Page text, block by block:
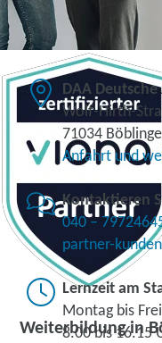
Weiterbildung in
DAA
Wolf-Hirth-
71034
Anfahrt und
Kontaktieren
040 –
partner-
Lernzeit am
Montag bis
8.00 bis 16.15